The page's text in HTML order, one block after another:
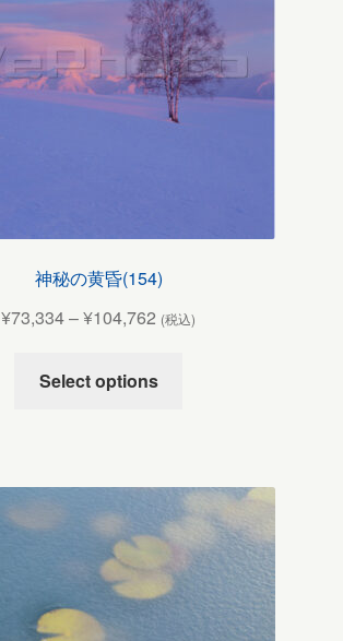
神秘の黄昏(154)
¥73,334–¥104,762 (税込)
Select options